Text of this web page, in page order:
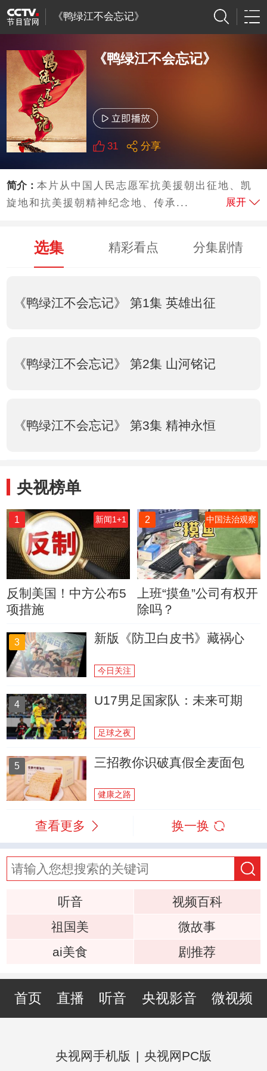
《鸭绿江不会忘记》
《鸭绿江不会忘记》
31 分享
简介：本片从中国人民志愿军抗美援朝出征地、凯
旋地和抗美援朝精神纪念地、传承...
展开
选集 精彩看点 分集剧情
《鸭绿江不会忘记》 第1集 英雄出征
《鸭绿江不会忘记》 第2集 山河铭记
《鸭绿江不会忘记》 第3集 精神永恒
央视榜单
1 新闻1+1
反制美国！中方公布5
项措施
2 中国法治观察
上班“摸鱼”公司有权开
除吗？
3 新版《防卫白皮书》藏祸心
今日关注
4 U17男足国家队：未来可期
足球之夜
5 三招教你识破真假全麦面包
健康之路
查看更多 换一换
听音
视频百科
祖国美
微故事
ai美食
剧推荐
首页 直播 听音 央视影音 微视频
央视网手机版 | 央视网PC版